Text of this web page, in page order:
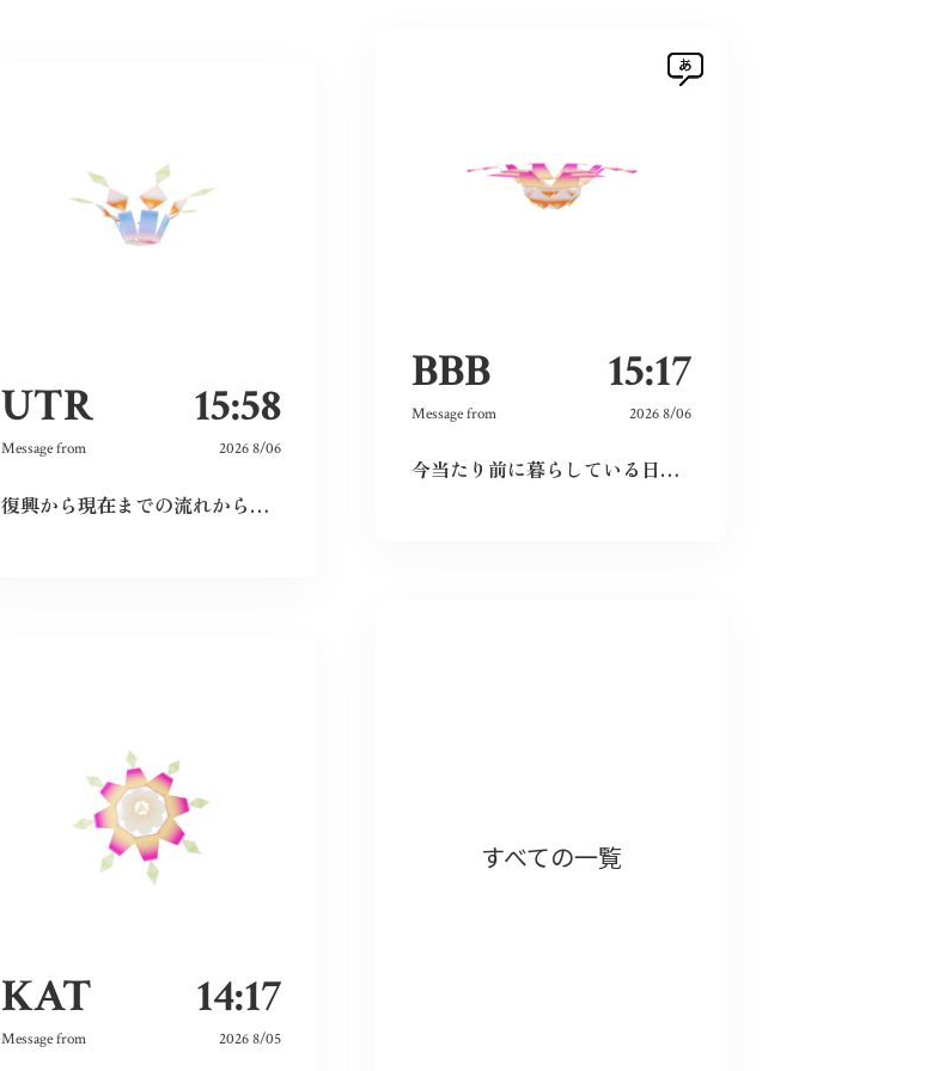
UTR 15:58
Message from 2026 8/06
復興から現在までの流れから、広島という場所の力強さを感じた。
BBB 15:17
Message from 2026 8/06
今当たり前に暮らしている日々が特別なものに感じた。暗い気持ちになることなく、とても前向きにこれからの未来を精一杯生きて作りたいと感じました。
KAT 14:17
Message from 2026 8/05
すべての一覧